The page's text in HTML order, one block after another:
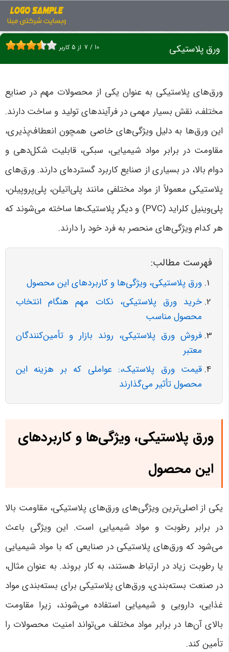
ورق پلاستیکی 7 / 10 از 5 کاربر
ورق‌های پلاستیکی به عنوان یکی از محصولات مهم در صنایع
مختلف، نقش بسیار مهمی در فرآیندهای تولید و ساخت دارند.
این ورق‌ها به دلیل ویژگی‌های خاصی همچون انعطاف‌پذیری،
مقاومت در برابر مواد شیمیایی، سبکی، قابلیت شکل‌دهی و
دوام بالا، در بسیاری از صنایع کاربرد گسترده‌ای دارند. ورق‌های
پلاستیکی معمولاً از مواد مختلفی مانند پلی‌اتیلن، پلی‌پروپیلن،
پلی‌وینیل کلراید (PVC)
و دیگر پلاستیک‌ها ساخته می‌شوند که
هر کدام ویژگی‌های منحصر به فرد خود را دارند.
فهرست مطالب:
ورق پلاستیکی، ویژگی‌ها و کاربردهای این محصول
خرید ورق پلاستیکی، نکات مهم هنگام انتخاب
محصول مناسب
فروش ورق پلاستیکی، روند بازار و تأمین‌کنندگان
معتبر
قیمت ورق پلاستیک،: عواملی که بر هزینه این
محصول تأثیر می‌گذارند
ورق پلاستیکی، ویژگی‌ها و کاربردهای
این محصول
یکی از اصلی‌ترین ویژگی‌های ورق‌های پلاستیکی، مقاومت بالا
در برابر رطوبت و مواد شیمیایی است. این ویژگی باعث
می‌شود که ورق‌های پلاستیکی در صنایعی که با مواد شیمیایی
یا رطوبت زیاد در ارتباط هستند، به کار بروند. به عنوان مثال،
در صنعت بسته‌بندی، ورق‌های پلاستیکی برای بسته‌بندی مواد
غذایی، دارویی و شیمیایی استفاده می‌شوند، زیرا مقاومت
بالای آن‌ها در برابر مواد مختلف می‌تواند امنیت محصولات را
تأمین کند.